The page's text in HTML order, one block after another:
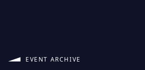
EVENT ARCHIVE